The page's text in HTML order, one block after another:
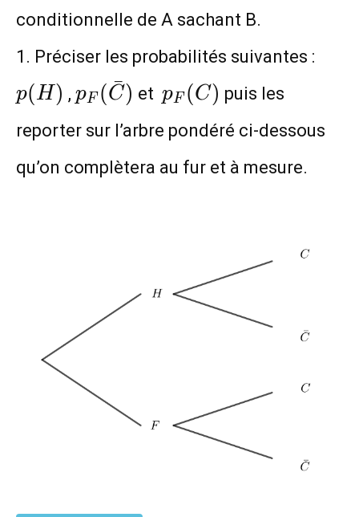
conditionnelle de A sachant B.
1. Préciser les probabilités suivantes :
p(H) ,p_F(\bar{C})
pF (C
ˉ) etp_F(C)
pF (C) puis les
reporter sur l’arbre pondéré ci-dessous
qu’on complètera au fur et à mesure.